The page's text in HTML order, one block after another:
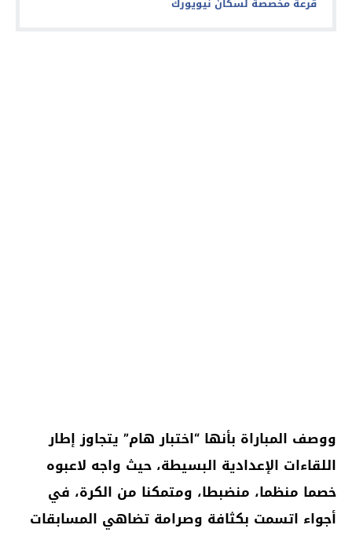
ووصف المباراة بأنها “اختبار هام” يتجاوز إطار
اللقاءات الإعدادية البسيطة، حيث واجه لاعبوه
خصما منظما، منضبطا، ومتمكنا من الكرة، في
أجواء اتسمت بكثافة وصرامة تضاهي المسابقات